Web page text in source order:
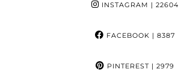
INSTAGRAM | 22604
FACEBOOK | 8387
PINTEREST| 2979